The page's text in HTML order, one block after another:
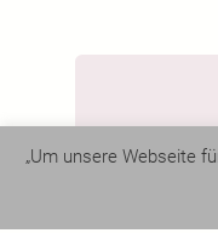
©
„Um unsere Webseite